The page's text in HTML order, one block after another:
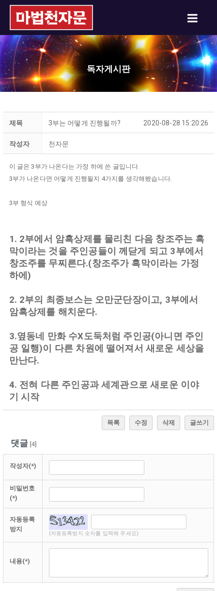
독자게시판
제목 3부는 어떻게 진행될까? 2020-08-28 15:20:26
작성자 천자문
이 글은 3부가 나온다는 가정 하에 쓴 글입니다.
3부가 나온다면 어떻게 진행될지 4가지를 생각해봤습니다.
3부 형식 예상
​1. 2부에서 암흑상제를 물리친 다음 창조주는 흑
막이라는 것을 주인공들이 께닫게 되고 3부에서
창조주를 무찌른다.(창조주가 흑막이라는 가정
하에)
2. 2부의 최종보스는 오만군단장이고, 3부에서
암흑상제를 해치운다.
3.옆동네 만화 수X도둑처럼 주인공(아니면 주인
공 일행)이 다른 차원에 떨어져서 새로운 세상을
만난다.
4. 전혀 다른 주인공과 세계관으로 새로운 이야
기 시작
목록 수정 삭제 글쓰기
댓글[4]
작성자(*)
비밀번호
(*)
자동등록
방지
(자동등록방지 숫자를 입력해 주세요)
내용(*)